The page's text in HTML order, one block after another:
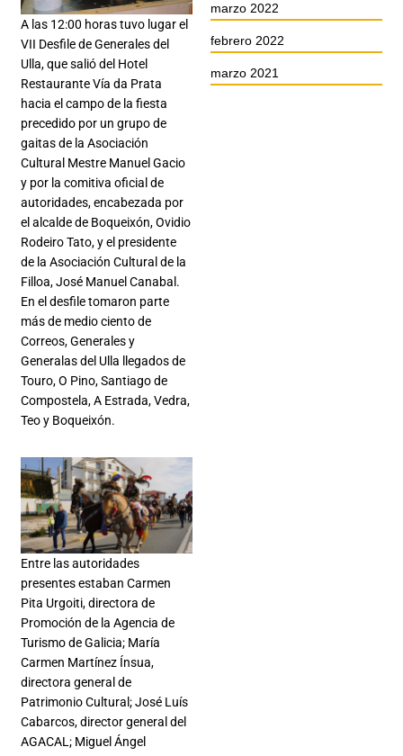
A las 12:00 horas tuvo lugar el
VII Desfile de Generales del
Ulla, que salió del Hotel
Restaurante Vía da Prata
hacia el campo de la fiesta
precedido por un grupo de
gaitas de la Asociación
Cultural Mestre Manuel Gacio
y por la comitiva oficial de
autoridades, encabezada por
el alcalde de Boqueixón, Ovidio
Rodeiro Tato, y el presidente
de la Asociación Cultural de la
Filloa, José Manuel Canabal.
En el desfile tomaron parte
más de medio ciento de
Correos, Generales y
Generalas del Ulla llegados de
Touro, O Pino, Santiago de
Compostela, A Estrada, Vedra,
Teo y Boqueixón.
Entre las autoridades
presentes estaban Carmen
Pita Urgoiti, directora de
Promoción de la Agencia de
Turismo de Galicia; María
Carmen Martínez Ínsua,
directora general de
Patrimonio Cultural; José Luís
Cabarcos, director general del
AGACAL; Miguel Ángel
marzo 2022
febrero 2022
marzo 2021